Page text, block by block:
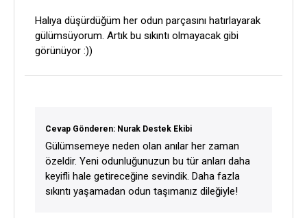
Halıya düşürdüğüm her odun parçasını hatırlayarak
gülümsüyorum. Artık bu sıkıntı olmayacak gibi
görünüyor :))
Cevap Gönderen: Nurak Destek Ekibi
Gülümsemeye neden olan anılar her zaman
özeldir. Yeni odunluğunuzun bu tür anları daha
keyifli hale getireceğine sevindik. Daha fazla
sıkıntı yaşamadan odun taşımanız dileğiyle!